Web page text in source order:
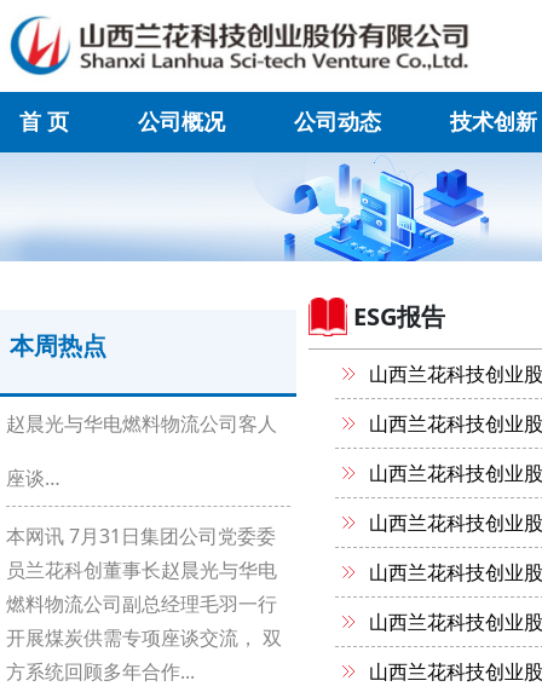
首 页 公司概况 公司动态
技术创新
本周热点
赵晨光与华电燃料物流公司客人
座谈…
本网讯 7月31日集团公司党委委
员兰花科创董事长赵晨光与华电
燃料物流公司副总经理毛羽一行
开展煤炭供需专项座谈交流， 双
方系统回顾多年合作...
ESG报告
山西兰花科技创业
山西兰花科技创业
山西兰花科技创业
山西兰花科技创业
山西兰花科技创业
山西兰花科技创业
山西兰花科技创业